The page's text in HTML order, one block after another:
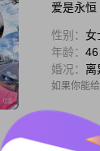
爱是永恒
性别： 女
年龄： 46
婚况： 离
如果你能